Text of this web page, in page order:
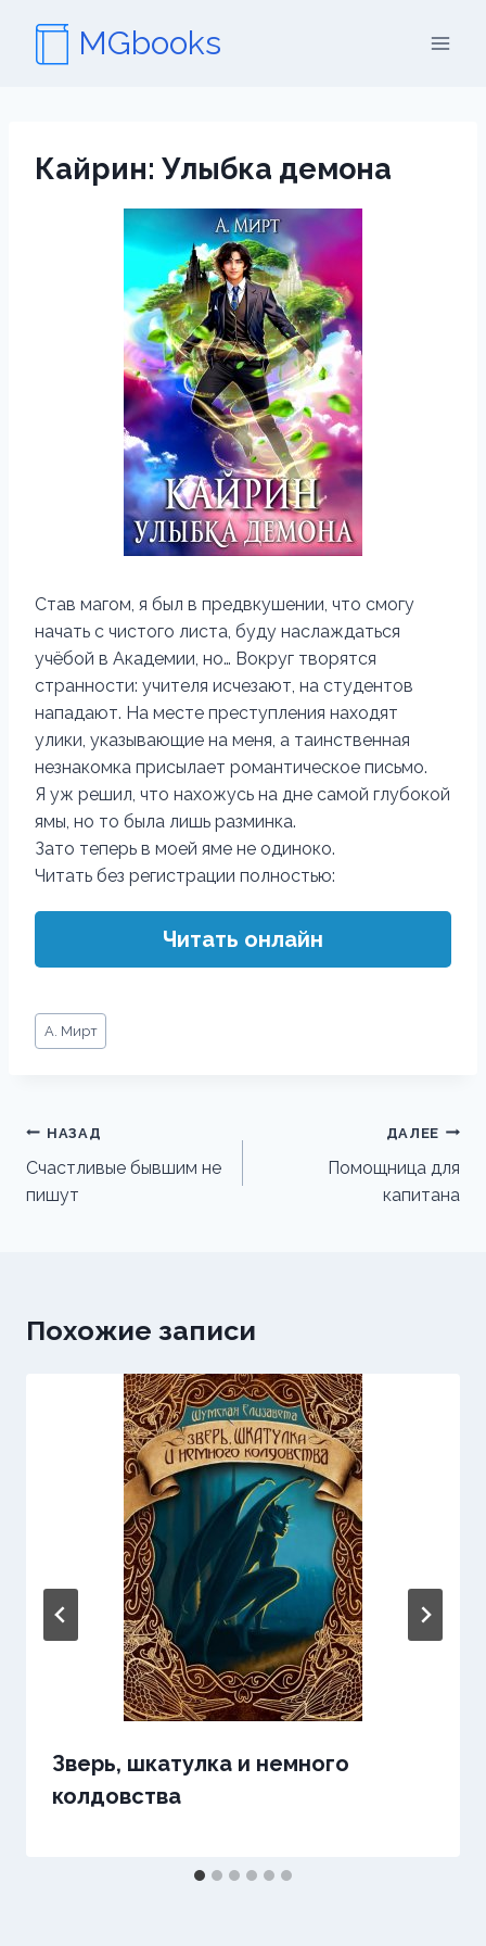
содержимому
MGbooks
Кайрин: Улыбка демона
Став магом, я был в предвкушении, что смогу
начать с чистого листа, буду наслаждаться
учёбой в Академии, но… Вокруг творятся
странности: учителя исчезают, на студентов
нападают. На месте преступления находят
улики, указывающие на меня, а таинственная
незнакомка присылает романтическое письмо.
Я уж решил, что нахожусь на дне самой глубокой
ямы, но то была лишь разминка.
Зато теперь в моей яме не одиноко.
Читать без регистрации полностью:
Читать онлайн
Метки
записи:
А. Мирт
Навигация
по
записям
НАЗАД
Счастливые бывшим не
пишут
ДАЛЕЕ
Помощница для
капитана
Похожие записи
Зверь, шкатулка и немного
колдовства